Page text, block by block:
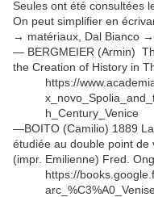
Seules ont été consultées
On peut simplifier en
→ matériaux, Dal Bianco
— BERGMEIER (Armin)
the Creation of History in
https://
h_Century_Venice
—BOITO (Camilio) 1889
étudiée au double point de
(impr. Emilienne) Fred.
https://